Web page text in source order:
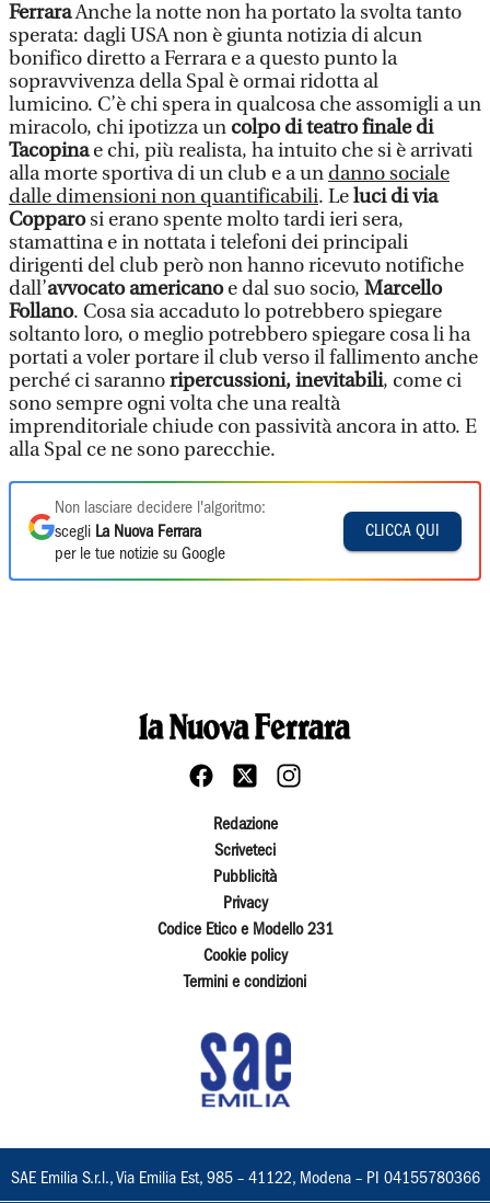
FerraraAnche la notte non ha portato la svolta tanto
sperata: dagli USA non è giunta notizia di alcun
bonifico diretto a Ferrara e a questo punto la
sopravvivenza della Spal è ormai ridotta al
lumicino. C’è chi spera in qualcosa che assomigli a un
miracolo, chi ipotizza un colpo di teatro finale di
Tacopinae chi, più realista, ha intuito che si è arrivati
alla morte sportiva di un club e a un danno sociale
dalle dimensioni non quantificabili. Leluci di via
Copparosi erano spente molto tardi ieri sera,
stamattina e in nottata i telefoni dei principali
dirigenti del club però non hanno ricevuto notifiche
dall’avvocato americanoe dal suo socio, Marcello
Follano. Cosa sia accaduto lo potrebbero spiegare
soltanto loro, o meglio potrebbero spiegare cosa li ha
portati a voler portare il club verso il fallimento anche
perché ci sarannoripercussioni, inevitabili, come ci
sono sempre ogni volta che una realtà
imprenditoriale chiude con passività ancora in atto. E
alla Spal ce ne sono parecchie.
Non lasciare decidere l'algoritmo:
scegli La Nuova Ferrara
per le tue notizie su Google
CLICCA QUI
Redazione
Scriveteci
Pubblicità
Privacy
Codice Etico e Modello 231
Cookie policy
Termini e condizioni
SAE Emilia S.r.l., Via Emilia Est, 985 – 41122, Modena – PI 04155780366